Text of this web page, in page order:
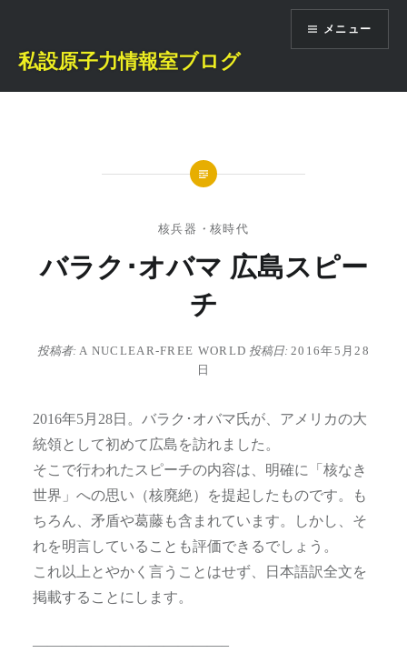
私設原子力情報室ブログ
メニュー
核兵器 ・核時代
バラク･オバマ 広島スピー
チ
投稿者: A NUCLEAR-FREE WORLD 投稿日: 2016年5月28
日
2016年5月28日。バラク･オバマ氏が、アメリカの大
統領として初めて広島を訪れました。
そこで行われたスピーチの内容は、明確に「核なき
世界」への思い（核廃絶）を提起したものです。も
ちろん、矛盾や葛藤も含まれています。しかし、そ
れを明言していることも評価できるでしょう。
これ以上とやかく言うことはせず、日本語訳全文を
掲載することにします。
—————————————–